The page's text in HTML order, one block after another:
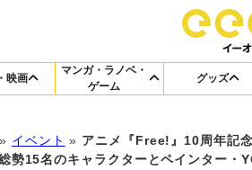
映画
マンガ・ラノベ・
ゲーム
グッズ
» イベント » アニメ『Free!』10周年記
勢15名のキャラクターとペインター・